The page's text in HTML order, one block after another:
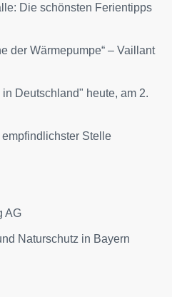
Die schönsten Ferientipps
der Wärmepumpe“ – Vaillant
Deutschland" heute, am 2.
Stelle
AG
Naturschutz in Bayern